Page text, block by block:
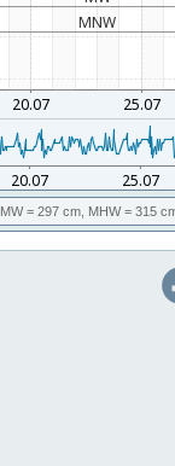
MW= 297 cm, MHW= 315